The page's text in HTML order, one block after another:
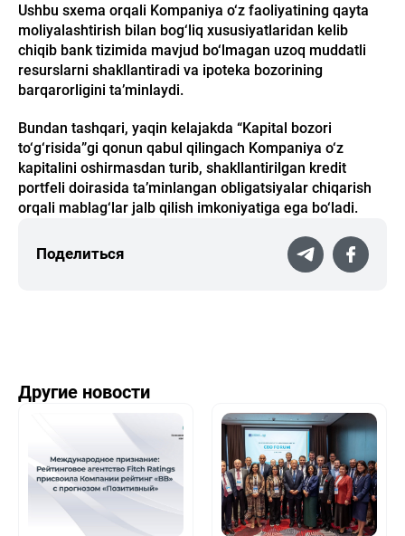
Ushbu sxema orqali Kompaniya o‘z faoliyatining qayta
moliyalashtirish bilan bog‘liq xususiyatlaridan kelib
chiqib bank tizimida mavjud bo‘lmagan uzoq muddatli
resurslarni shakllantiradi va ipoteka bozorining
barqarorligini ta’minlaydi.
Bundan tashqari, yaqin kelajakda “Kapital bozori
to‘g‘risida”gi qonun qabul qilingach Kompaniya o‘z
kapitalini oshirmasdan turib, shakllantirilgan kredit
portfeli doirasida ta’minlangan obligatsiyalar chiqarish
orqali mablag‘lar jalb qilish imkoniyatiga ega bo‘ladi.
Поделиться
Другие новости